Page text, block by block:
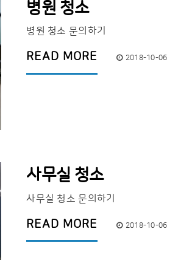
병원 청소
병원 청소 문의하기
READ MORE 2018-10-06
사무실 청소
사무실 청소 문의하기
READ MORE 2018-10-06